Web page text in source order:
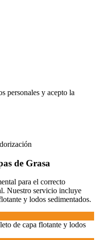
personales y acepto la
de Grasa
para el correcto
Nuestro servicio incluye
y lodos sedimentados.
de capa flotante y lodos